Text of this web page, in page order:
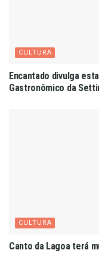
CULTURA
Encantado divulga
Gastronômico da
CULTURA
Canto da Lagoa terá